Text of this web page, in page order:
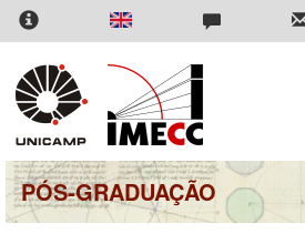
Pular
para
conteúdo
principal
PÓS-GRADUAÇÃO